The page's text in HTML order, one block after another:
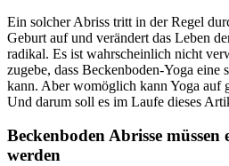
Ein solcher Abriss tritt in der Regel
Geburt auf und verändert das Leben
radikal. Es ist wahrscheinlich nicht
zugebe, dass Beckenboden-Yoga eine
kann. Aber womöglich kann Yoga auf
Und darum soll es im Laufe dieses
Beckenboden Abrisse müssen
werden